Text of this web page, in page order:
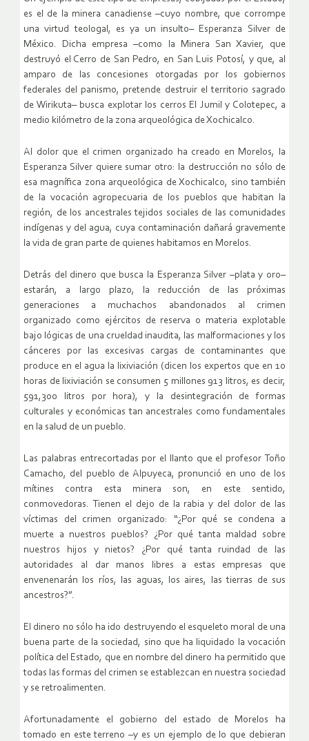
es el de la minera canadiense –cuyo nombre, que corrompe
una virtud teologal, es ya un insulto– Esperanza Silver de
México. Dicha empresa –como la Minera San Xavier, que
destruyó el Cerro de San Pedro, en San Luis Potosí, y que, al
amparo de las concesiones otorgadas por los gobiernos
federales del panismo, pretende destruir el territorio sagrado
de Wirikuta– busca explotar los cerros El Jumil y Colotepec, a
medio kilómetro de la zona arqueológica de Xochicalco.
Al dolor que el crimen organizado ha creado en Morelos, la
Esperanza Silver quiere sumar otro: la destrucción no sólo de
esa magnífica zona arqueológica de Xochicalco, sino también
de la vocación agropecuaria de los pueblos que habitan la
región, de los ancestrales tejidos sociales de las comunidades
indígenas y del agua, cuya contaminación dañará gravemente
la vida de gran parte de quienes habitamos en Morelos.
Detrás del dinero que busca la Esperanza Silver –plata y oro–
estarán, a largo plazo, la reducción de las próximas
generaciones a muchachos abandonados al crimen
organizado como ejércitos de reserva o materia explotable
bajo lógicas de una crueldad inaudita, las malformaciones y los
cánceres por las excesivas cargas de contaminantes que
produce en el agua la lixiviación (dicen los expertos que en 10
horas de lixiviación se consumen 5 millones 913 litros, es decir,
591,300 litros por hora), y la desintegración de formas
culturales y económicas tan ancestrales como fundamentales
en la salud de un pueblo.
Las palabras entrecortadas por el llanto que el profesor Toño
Camacho, del pueblo de Alpuyeca, pronunció en uno de los
mítines contra esta minera son, en este sentido,
conmovedoras. Tienen el dejo de la rabia y del dolor de las
víctimas del crimen organizado: “¿Por qué se condena a
muerte a nuestros pueblos? ¿Por qué tanta maldad sobre
nuestros hijos y nietos? ¿Por qué tanta ruindad de las
autoridades al dar manos libres a estas empresas que
envenenarán los ríos, las aguas, los aires, las tierras de sus
ancestros?”.
El dinero no sólo ha ido destruyendo el esqueleto moral de una
buena parte de la sociedad, sino que ha liquidado la vocación
política del Estado, que en nombre del dinero ha permitido que
todas las formas del crimen se establezcan en nuestra sociedad
y se retroalimenten.
Afortunadamente el gobierno del estado de Morelos ha
tomado en este terreno –y es un ejemplo de lo que debieran